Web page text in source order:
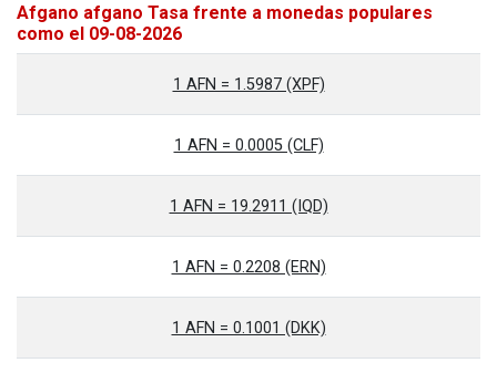
Afgano afgano Tasa frente a monedas populares
como el 09-08-2026
1 AFN = 1.5987 (XPF)
1 AFN = 0.0005 (CLF)
1 AFN = 19.2911 (IQD)
1 AFN = 0.2208 (ERN)
1 AFN = 0.1001 (DKK)